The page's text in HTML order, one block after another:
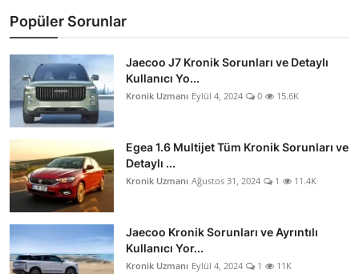
Popüler Sorunlar
Jaecoo J7 Kronik Sorunları ve Detaylı
Kullanıcı Yo...
Kronik Uzmanı Eylül 4, 2024 0 15.6K
Egea 1.6 Multijet Tüm Kronik Sorunları ve
Detaylı ...
Kronik Uzmanı Ağustos 31, 2024 1 11.4K
Jaecoo Kronik Sorunları ve Ayrıntılı
Kullanıcı Yor...
Kronik Uzmanı Eylül 4, 2024 1 11K